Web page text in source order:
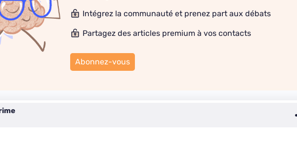
Intégrez la communauté et prenez part aux débats
Partagez des articles premium à vos contacts
Abonnez-vous